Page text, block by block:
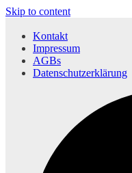
Skip to content
Kontakt
Impressum
AGBs
Datenschutzerklärung